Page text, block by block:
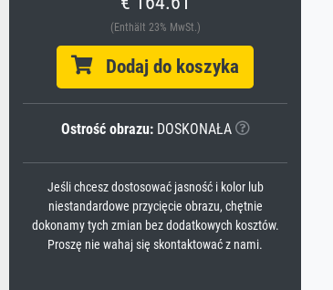
(Enthält 23% MwSt.)
Dodaj do koszyka
Ostrość obrazu:DOSKONAŁA
Jeśli chcesz dostosować jasność i kolor lub
niestandardowe przycięcie obrazu, chętnie
dokonamy tych zmian bez dodatkowych kosztów.
Proszę nie wahaj się skontaktować z nami.